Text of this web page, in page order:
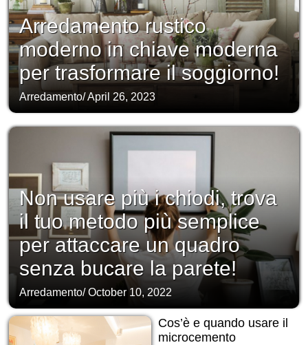
Arredamento rustico
moderno in chiave moderna
per trasformare il soggiorno!
Arredamento/April 26, 2023
Non usare più i chiodi, trova
il tuo metodo più semplice
per attaccare un quadro
senza bucare la parete!
Arredamento/October 10, 2022
Cos’è e quando usare il
microcemento